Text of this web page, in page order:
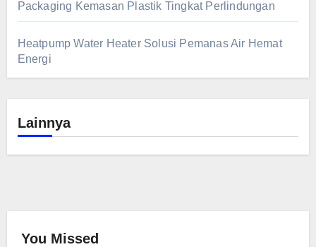
Packaging Kemasan Plastik Tingkat Perlindungan
Heatpump Water Heater Solusi Pemanas Air Hemat
Energi
Lainnya
You Missed